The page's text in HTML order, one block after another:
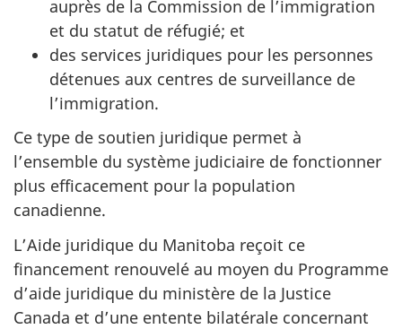
auprès de la Commission de l’immigration
et du statut de réfugié; et
des services juridiques pour les personnes
détenues aux centres de surveillance de
l’immigration.
Ce type de soutien juridique permet à
l’ensemble du système judiciaire de fonctionner
plus efficacement pour la population
canadienne.
L’Aide juridique du Manitoba reçoit ce
financement renouvelé au moyen du Programme
d’aide juridique du ministère de la Justice
Canada et d’une entente bilatérale concernant